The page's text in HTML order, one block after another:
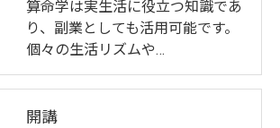
算命学は実生活に役立つ知識であ
り、副業としても活用可能です。
個々の生活リズムや…
開講